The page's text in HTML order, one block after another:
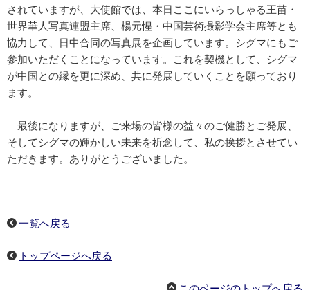
されていますが、大使館では、本日ここにいらっしゃる王苗・
世界華人写真連盟主席、楊元惺・中国芸術撮影学会主席等とも
協力して、日中合同の写真展を企画しています。シグマにもご
参加いただくことになっています。これを契機として、シグマ
が中国との縁を更に深め、共に発展していくことを願っており
ます。
最後になりますが、ご来場の皆様の益々のご健勝とご発展、
そしてシグマの輝かしい未来を祈念して、私の挨拶とさせてい
ただきます。ありがとうございました。
一覧へ戻る
トップページへ戻る